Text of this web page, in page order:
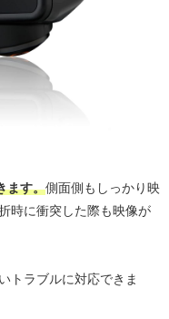
ます。側面側もしっかり映
時に衝突した際も映像が
トラブルに対応できま